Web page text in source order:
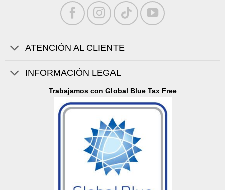
ATENCIÓN AL CLIENTE
INFORMACIÓN LEGAL
Trabajamos con Global Blue Tax Free